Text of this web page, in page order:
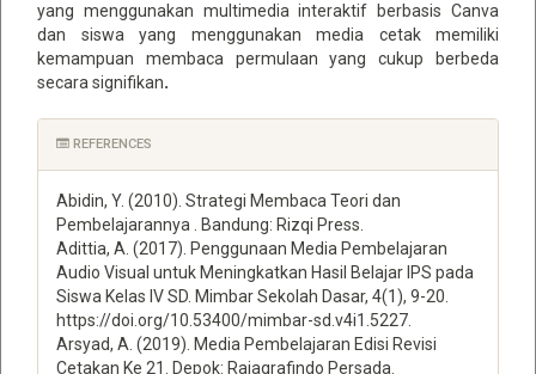
yang menggunakan multimedia interaktif berbasis Canva
dan siswa yang menggunakan media cetak memiliki
kemampuan membaca permulaan yang cukup berbeda
secara signifikan.
Article
Details
REFERENCES
Abidin, Y. (2010). Strategi Membaca Teori dan
Pembelajarannya . Bandung: Rizqi Press.
Adittia, A. (2017). Penggunaan Media Pembelajaran
Audio Visual untuk Meningkatkan Hasil Belajar IPS pada
Siswa Kelas IV SD. Mimbar Sekolah Dasar, 4(1), 9-20.
https://doi.org/10.53400/mimbar-sd.v4i1.5227.
Arsyad, A. (2019). Media Pembelajaran Edisi Revisi
Cetakan Ke 21. Depok: Rajagrafindo Persada.